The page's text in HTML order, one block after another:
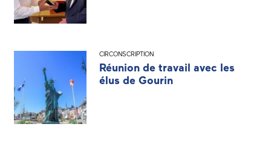
CIRCONSCRIPTION
Réunion de travail avec les
élus de Gourin